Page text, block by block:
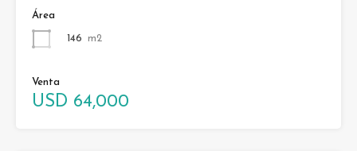
Área
146 m2
Venta
USD 64,000